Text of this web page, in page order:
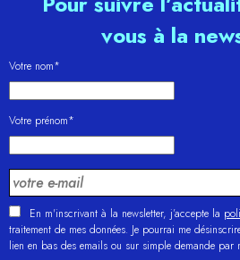
vous à la
Votre nom*
Votre prénom*
En m'inscrivant à la newsletter, j’accepte la
traitement de mes données. Je pourrai me
lien en bas des emails ou sur simple demande